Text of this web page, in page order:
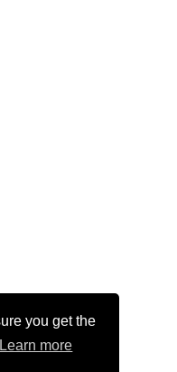
you get the
Learn more